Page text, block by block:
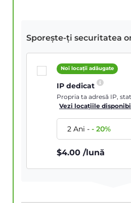
Sporește-ți securitatea
Noi locații adăugate
IP dedicat
Propria ta adresă IP,
Vezi locațiile
2 Ani--20%
$4.00 /lună